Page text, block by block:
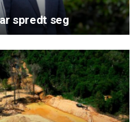
spredt seg